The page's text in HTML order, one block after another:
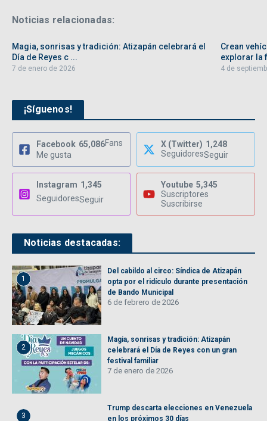
Noticias relacionadas:
Magia, sonrisas y tradición: Atizapán celebrará el
Día de Reyes c ...
7 de enero de 2026
Crean
explorar la
4 de
¡Síguenos!
Facebook 65,086Fans
Me gusta
X (Twitter) 1,248
SeguidoresSeguir
Instagram 1,345
SeguidoresSeguir
Youtube 5,345
Suscriptores
Suscribirse
Noticias destacadas:
1
Del cabildo al circo: Síndica de Atizapán
opta por el ridículo durante presentación
de Bando Municipal
6 de febrero de 2026
2
Magia, sonrisas y tradición: Atizapán
celebrará el Día de Reyes con un gran
festival familiar
7 de enero de 2026
3
Trump descarta elecciones en Venezuela
en los próximos 30 días